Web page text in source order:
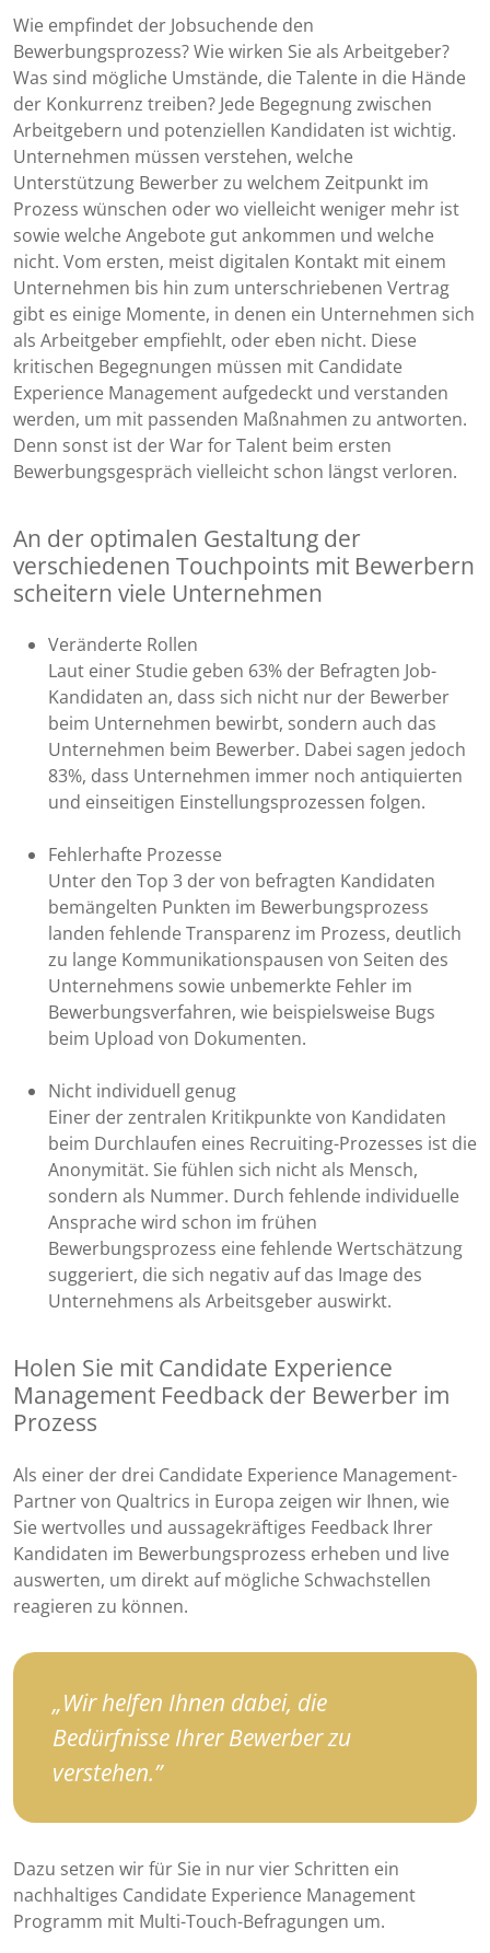
Wie empfindet der Jobsuchende den
Bewerbungsprozess? Wie wirken Sie als Arbeitgeber?
Was sind mögliche Umstände, die Talente in die Hände
der Konkurrenz treiben? Jede Begegnung zwischen
Arbeitgebern und potenziellen Kandidaten ist wichtig.
Unternehmen müssen verstehen, welche
Unterstützung Bewerber zu welchem Zeitpunkt im
Prozess wünschen oder wo vielleicht weniger mehr ist
sowie welche Angebote gut ankommen und welche
nicht. Vom ersten, meist digitalen Kontakt mit einem
Unternehmen bis hin zum unterschriebenen Vertrag
gibt es einige Momente, in denen ein Unternehmen sich
als Arbeitgeber empfiehlt, oder eben nicht. Diese
kritischen Begegnungen müssen mit Candidate
Experience Management aufgedeckt und verstanden
werden, um mit passenden Maßnahmen zu antworten.
Denn sonst ist der War for Talent beim ersten
Bewerbungsgespräch vielleicht schon längst verloren.
An der optimalen Gestaltung der
verschiedenen Touchpoints mit Bewerbern
scheitern viele Unternehmen
Veränderte Rollen
Laut einer Studie geben 63% der Befragten Job-
Kandidaten an, dass sich nicht nur der Bewerber
beim Unternehmen bewirbt, sondern auch das
Unternehmen beim Bewerber. Dabei sagen jedoch
83%, dass Unternehmen immer noch antiquierten
und einseitigen Einstellungsprozessen folgen.
Fehlerhafte Prozesse
Unter den Top 3 der von befragten Kandidaten
bemängelten Punkten im Bewerbungsprozess
landen fehlende Transparenz im Prozess, deutlich
zu lange Kommunikationspausen von Seiten des
Unternehmens sowie unbemerkte Fehler im
Bewerbungsverfahren, wie beispielsweise Bugs
beim Upload von Dokumenten.
Nicht individuell genug
Einer der zentralen Kritikpunkte von Kandidaten
beim Durchlaufen eines Recruiting-Prozesses ist die
Anonymität. Sie fühlen sich nicht als Mensch,
sondern als Nummer. Durch fehlende individuelle
Ansprache wird schon im frühen
Bewerbungsprozess eine fehlende Wertschätzung
suggeriert, die sich negativ auf das Image des
Unternehmens als Arbeitsgeber auswirkt.
Holen Sie mit Candidate Experience
Management Feedback der Bewerber im
Prozess
Als einer der drei Candidate Experience Management-
Partner von Qualtrics in Europa zeigen wir Ihnen, wie
Sie wertvolles und aussagekräftiges Feedback Ihrer
Kandidaten im Bewerbungsprozess erheben und live
auswerten, um direkt auf mögliche Schwachstellen
reagieren zu können.
Wir helfen Ihnen dabei, die
Bedürfnisse Ihrer Bewerber zu
verstehen.
Dazu setzen wir für Sie in nur vier Schritten ein
nachhaltiges Candidate Experience Management
Programm mit Multi-Touch-Befragungen um.